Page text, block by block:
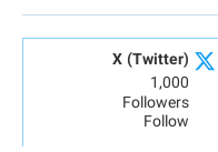
X (Twitter)
1,000
Followers
Follow